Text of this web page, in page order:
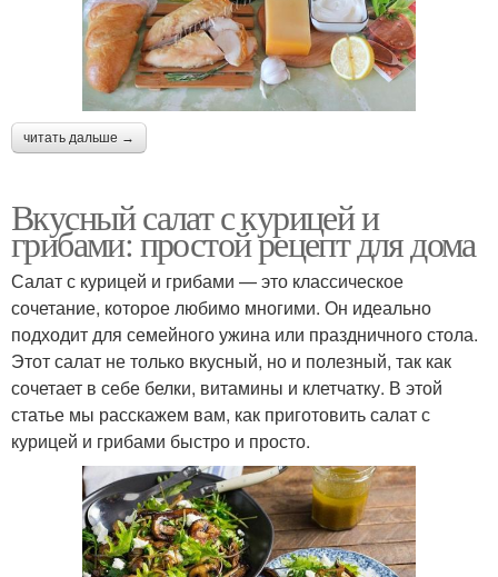
читать дальше →
Вкусный салат с курицей и
грибами: простой рецепт для дома
Салат с курицей и грибами — это классическое
сочетание, которое любимо многими. Он идеально
подходит для семейного ужина или праздничного стола.
Этот салат не только вкусный, но и полезный, так как
сочетает в себе белки, витамины и клетчатку. В этой
статье мы расскажем вам, как приготовить салат с
курицей и грибами быстро и просто.